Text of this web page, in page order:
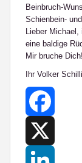
Beinbruch-
Schienbein-
Lieber
eine baldige
Mir bruche Dich!
Ihr Volker
Facebook